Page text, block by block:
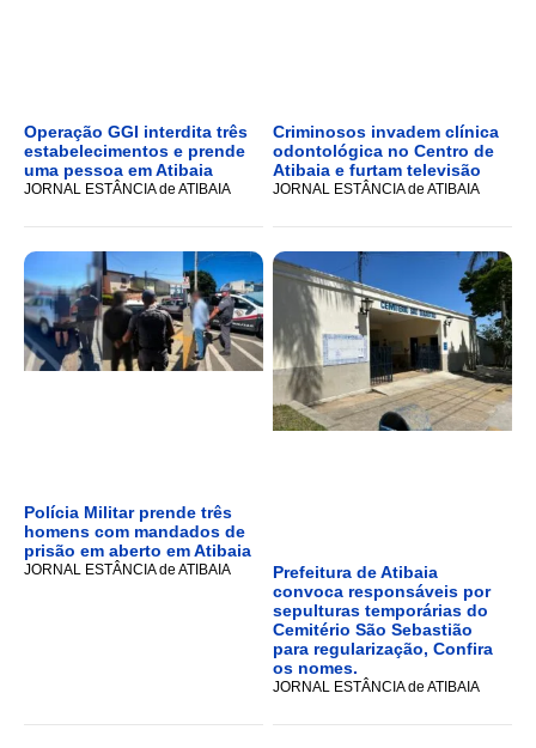
Operação GGI interdita três
estabelecimentos e prende
uma pessoa em Atibaia
JORNAL ESTÂNCIA de ATIBAIA
Criminosos invadem clínica
odontológica no Centro de
Atibaia e furtam televisão
JORNAL ESTÂNCIA de ATIBAIA
Polícia Militar prende três
homens com mandados de
prisão em aberto em Atibaia
JORNAL ESTÂNCIA de ATIBAIA
Prefeitura de Atibaia
convoca responsáveis por
sepulturas temporárias do
Cemitério São Sebastião
para regularização, Confira
os nomes.
JORNAL ESTÂNCIA de ATIBAIA